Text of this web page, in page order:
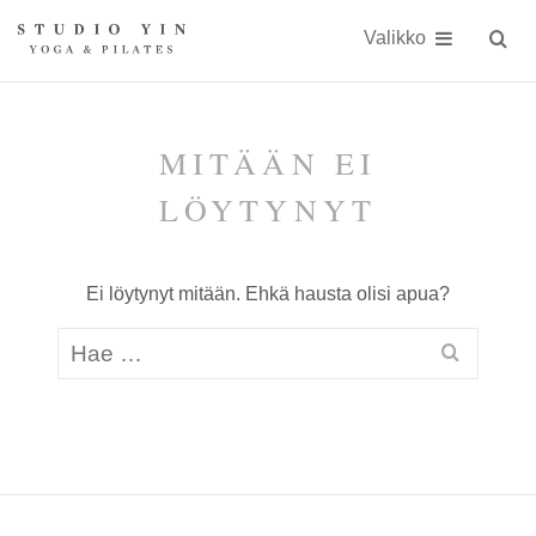
sisällöön
Studio
Studio
Yin
kokonaisvaltaiseen
kehonhuoltoon
jooga-
Pilates-
keskellä
Valikko
Hae
MITÄÄN EI
LÖYTYNYT
Ei löytynyt mitään. Ehkä hausta olisi apua?